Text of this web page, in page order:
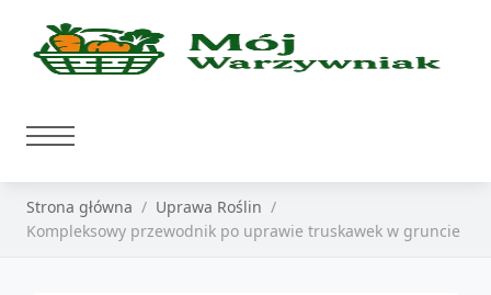
Strona główna
Uprawa Roślin
Kompleksowy przewodnik po uprawie truskawek w gruncie